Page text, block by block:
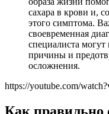
сахара в крови и,
этого симптома.
своевременная
специалиста
причины и
осложнения.
https://youtube.com/